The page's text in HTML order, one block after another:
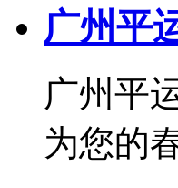
广州平
广州平
为您的